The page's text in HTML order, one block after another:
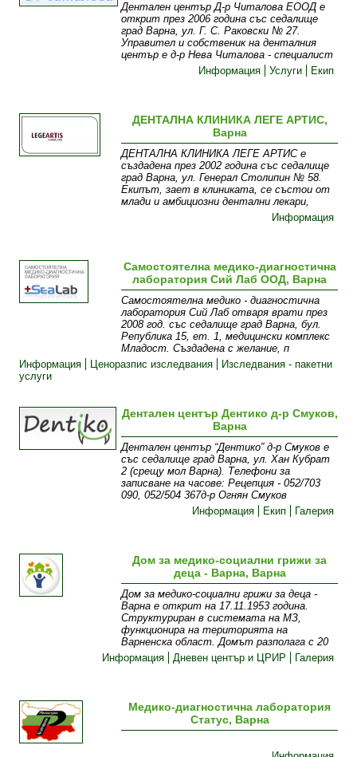
Дентален център Д-р Читалова ЕООД е
открит през 2006 година със седалище
град Варна, ул. Г. С. Раковски № 27.
Управител и собственик на денталния
център е д-р Нева Читалова - специалист
Информация
Услуги Екип
ДЕНТАЛНА КЛИНИКА ЛЕГЕ АРТИС,
Варна
ДЕНТАЛНА КЛИНИКА ЛЕГЕ АРТИС е
създадена през 2002 година със седалище
град Варна, ул. Генерал Столипин № 58.
Екипът, зает в клиниката, се състои от
млади и амбициозни дентални лекари,
Информация
Самостоятелна медико-диагностична
лаборатория Сий Лаб ООД, Варна
Самостоятелна медико - диагностична
лаборатория Сий Лаб отваря врати през
2008 год. със седалище град Варна, бул.
Република 15, ет. 1, медицински комплекс
Младост. Създадена с желание, п
Информация
Ценоразпис изследвания
Изследвания - пакетни
услуги
Дентален център Дентико д-р Смуков,
Варна
Дентален център “Дентико” д-р Смуков е
със седалище град Варна, ул. Хан Кубрат
2 (срещу мол Варна). Телефони за
записване на часове: Рецепция - 052/703
090, 052/504 367д-р Огнян Смуков
Информация
Екип Галерия
Дом за медико-социални грижи за
деца - Варна, Варна
Дом за медико-социални грижи за деца -
Варна е открит на 17.11.1953 година.
Структуриран в системата на МЗ,
функционира на територията на
Варненска област. Домът разполага с 20
Информация
Дневен център и ЦРИР Галерия
Медико-диагностична лаборатория
Статус, Варна